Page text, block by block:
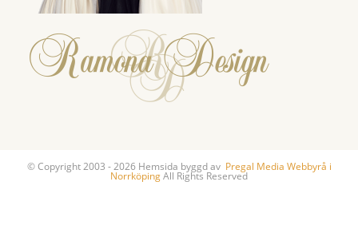
© Copyright 2003 - 2026 Hemsida byggd av Pregal Media Webbyrå i
NorrköpingAll Rights Reserved